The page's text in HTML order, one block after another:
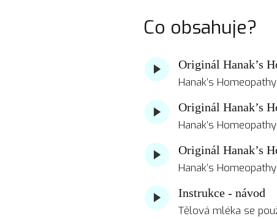
Co obsahuje?
Originál Hanak’s
Hanak’s
Originál Hanak’s
Hanak’s
Originál Hanak’s
Hanak’s
Instrukce - návod
Tělová mléka se